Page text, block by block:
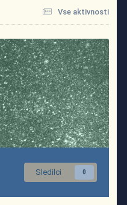
Vse aktivnosti
Sledilci 0